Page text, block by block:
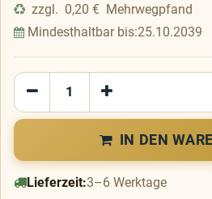
zzgl. 0,20 € Mehrwegpfand
Mindesthaltbar bis:25.10.2039
IN DEN
Lieferzeit:3–6 Werktage